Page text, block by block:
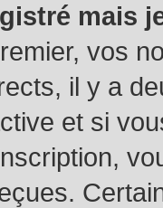
mais
vos
il y a
et si